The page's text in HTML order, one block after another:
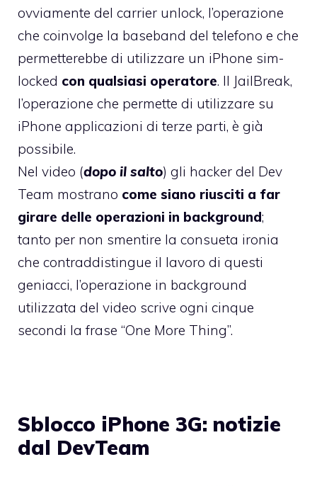
ovviamente del carrier unlock, l’operazione
che coinvolge la baseband del telefono e che
permetterebbe di utilizzare un iPhone sim-
locked con qualsiasi operatore. Il JailBreak,
l’operazione che permette di utilizzare su
iPhone applicazioni di terze parti, è già
possibile.
Nel video (dopo il salto) gli hacker del Dev
Team mostrano come siano riusciti a far
girare delle operazioni in background;
tanto per non smentire la consueta ironia
che contraddistingue il lavoro di questi
geniacci, l’operazione in background
utilizzata del video scrive ogni cinque
secondi la frase “One More Thing”.
Sblocco iPhone 3G: notizie
dal DevTeam